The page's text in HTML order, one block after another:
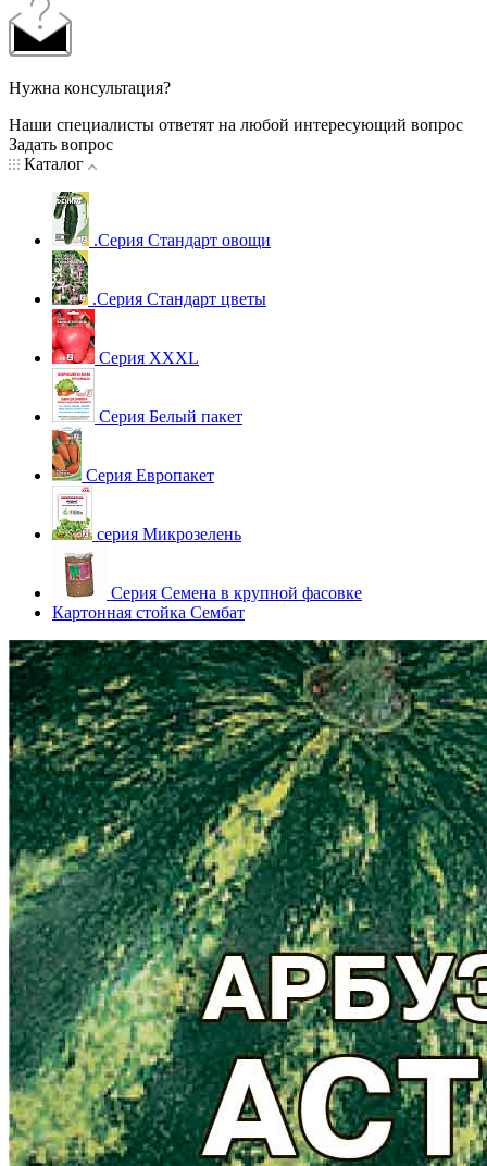
Нужна консультация?
Наши специалисты ответят на любой интересующий вопрос
Задать вопрос
Каталог
.Серия Стандарт овощи
.Серия Стандарт цветы
Серия XXXL
Серия Белый пакет
Серия Европакет
серия Микрозелень
Серия Семена в крупной фасовке
Картонная стойка Сембат